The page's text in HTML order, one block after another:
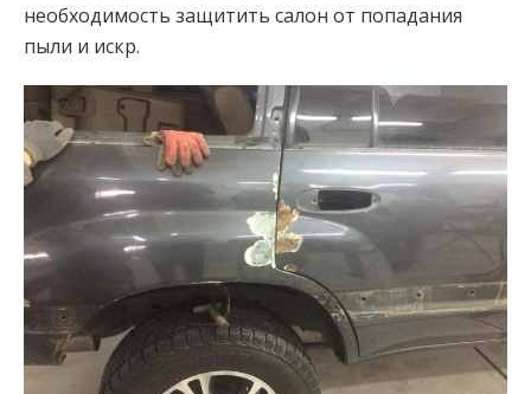
необходимость защитить салон от попадания
пыли и искр.